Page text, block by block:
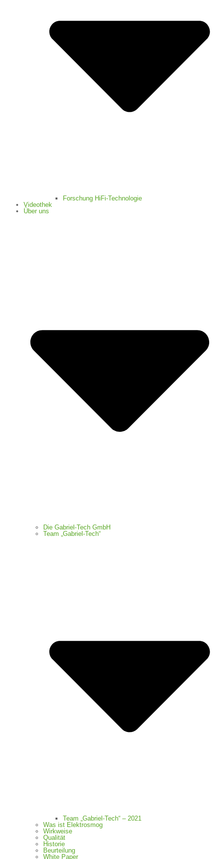
Forschung HiFi-Technologie
Videothek
Über uns
Die Gabriel-Tech GmbH
Team „Gabriel-Tech“
Team „Gabriel-Tech“ – 2021
Was ist Elektrosmog
Wirkweise
Qualität
Historie
Beurteilung
White Paper